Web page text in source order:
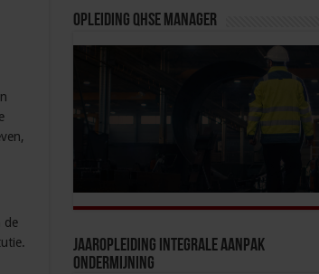
de
Opleiding QHSE Manager
Jaaropleiding Integrale Aanpak
Ondermijning